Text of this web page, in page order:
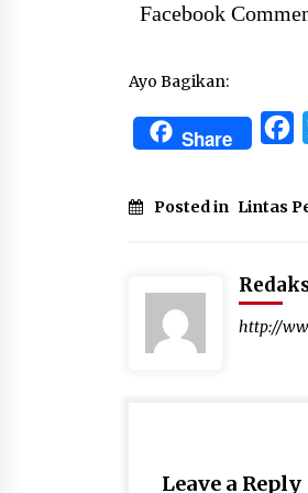
Facebook
Ayo Bagikan:
Share
Posted in Lintas
http://
Leave a Reply